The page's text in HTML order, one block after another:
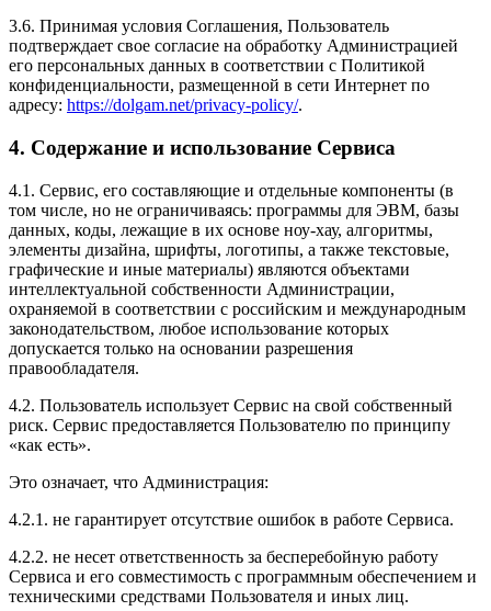
3.6. Принимая условия Соглашения, Пользователь
подтверждает свое согласие на обработку Администрацией
его персональных данных в соответствии с Политикой
конфиденциальности, размещенной в сети Интернет по
адресу: https://dolgam.net/privacy-policy/.
4. Содержание и использование Сервиса
4.1. Сервис, его составляющие и отдельные компоненты (в
том числе, но не ограничиваясь: программы для ЭВМ, базы
данных, коды, лежащие в их основе ноу-хау, алгоритмы,
элементы дизайна, шрифты, логотипы, а также текстовые,
графические и иные материалы) являются объектами
интеллектуальной собственности Администрации,
охраняемой в соответствии с российским и международным
законодательством, любое использование которых
допускается только на основании разрешения
правообладателя.
4.2. Пользователь использует Сервис на свой собственный
риск. Сервис предоставляется Пользователю по принципу
«как есть».
Это означает, что Администрация:
4.2.1. не гарантирует отсутствие ошибок в работе Сервиса.
4.2.2. не несет ответственность за бесперебойную работу
Сервиса и его совместимость с программным обеспечением и
техническими средствами Пользователя и иных лиц.